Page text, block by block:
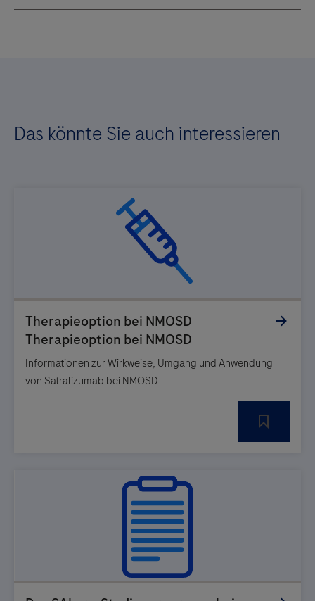
Das könnte Sie auch interessieren
Informationen zur Wirkweise, Umgang und Anwendung
von Satralizumab bei NMOSD